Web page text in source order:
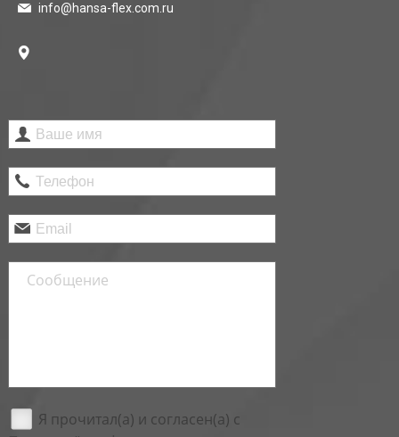
info@hansa-flex.com.ru
Я прочитал(а) и согласен(а) с